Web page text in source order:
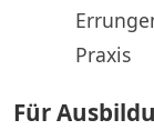
Praxis
Für